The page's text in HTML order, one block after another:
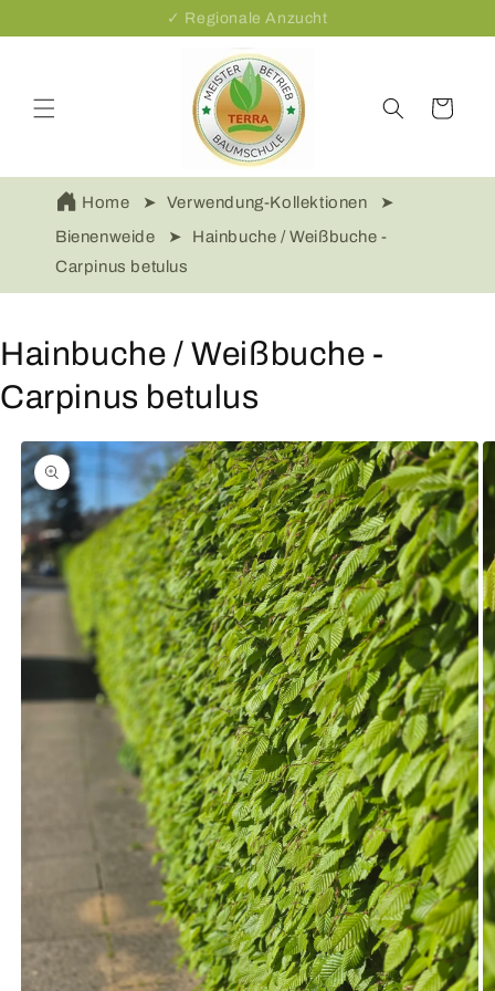
✓ Regionale Anzucht
Warenkorb
Home
Verwendung-Kollektionen
Bienenweide
Hainbuche / Weißbuche -
Carpinus betulus
Hainbuche / Weißbuche -
Carpinus betulus